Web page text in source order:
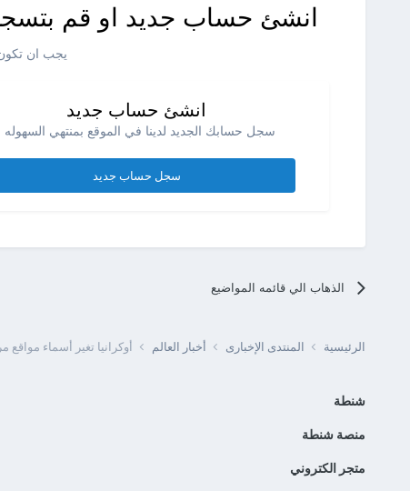
انشئ حساب جديد او قم
يجب ان تكون
انشئ حساب جديد
سجل حسابك الجديد لدينا في الموقع بمنتهي السهوله .
سجل حساب جديد
الذهاب الي قائمه المواضيع
الرئيسية المنتدى الإخبارى أخبار العالم أوكرانيا تغير أسماء
شنطة
منصة شنطة
متجر الكتروني